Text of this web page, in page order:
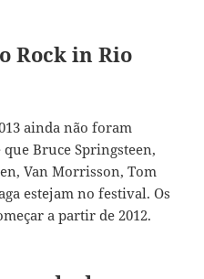
Rock in Rio
ainda não foram
Bruce Springsteen,
Van Morrisson, Tom
estejam no festival. Os
a partir de 2012.